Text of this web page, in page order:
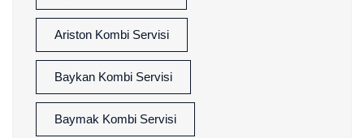
Ariston Kombi Servisi
Baykan Kombi Servisi
Baymak Kombi Servisi